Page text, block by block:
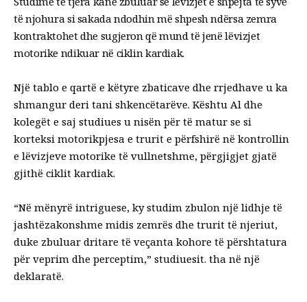
të njohura si sakadandodhin më shpesh ndërsa zemra
kontraktohet dhe sugjeron që mund të jenë lëvizjet
motorike ndikuar në ciklin kardiak.
Një tablo e qartë e këtyre zbaticave dhe rrjedhave u ka
shmangur deri tani shkencëtarëve. Kështu Al dhe
kolegët e saj studiues u nisën për të matur se si
korteksi motorikpjesa e trurit e përfshirë në kontrollin
e lëvizjeve motorike të vullnetshme, përgjigjet gjatë
gjithë ciklit kardiak.
“Në mënyrë intriguese, ky studim zbulon një lidhje të
jashtëzakonshme midis zemrës dhe trurit të njeriut,
duke zbuluar dritare të veçanta kohore të përshtatura
për veprim dhe perceptim,” studiuesit. tha në një
deklaratë.